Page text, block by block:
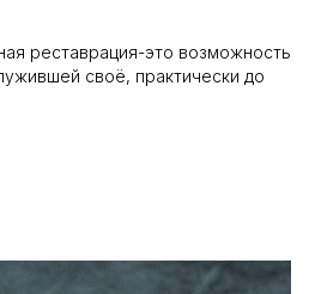
реставрация-это возможность
своё, практически до